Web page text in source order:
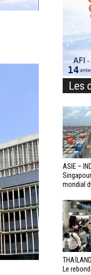
Les
ASIE –
mondial
Le